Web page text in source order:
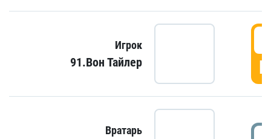
Игрок
91.Вон Тайлер
Вратарь